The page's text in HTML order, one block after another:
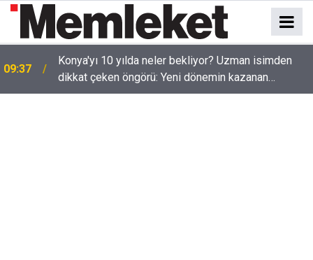
09:37
Konya'yı 10 yılda neler bekliyor? Uzman isimden
dikkat çeken öngörü: Yeni dönemin kazanan
şehirlerinden biri olabilir